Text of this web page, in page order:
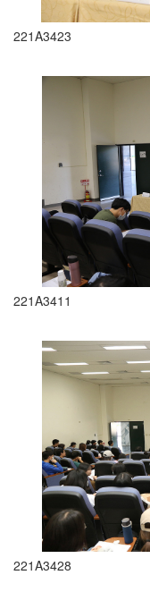
221A3423
221A3411
221A3428